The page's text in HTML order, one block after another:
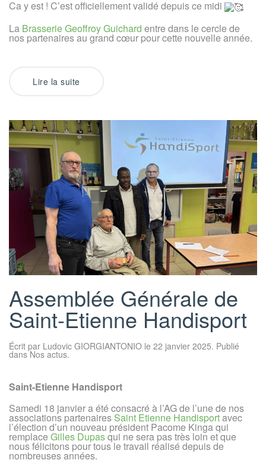
Ca y est ! C’est officiellement validé depuis ce midi
La Brasserie Geoffroy Guichard entre dans le cercle de
nos partenaires au grand cœur pour cette nouvelle année.
Lire la suite
Assemblée Générale de
Saint-Etienne Handisport
Écrit par Ludovic GIORGIANTONIO le 22 janvier 2025. Publié
dansNos actus.
Saint-Etienne Handisport
Samedi 18 janvier a été consacré à l’AG de l’une de nos
associations partenaires Saint Etienne Handisportavec
l’élection d’un nouveau président Pacome Kinga qui
remplace Gilles Dupasqui ne sera pas très loin et que
nous félicitons pour tous le travail réalisé depuis de
nombreuses années.